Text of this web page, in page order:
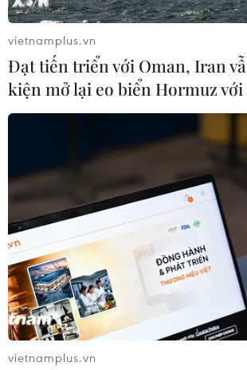
vietnamplus.vn
Đạt tiến triển với Oman, Iran
kiện mở lại eo biển Hormuz
vietnamplus.vn